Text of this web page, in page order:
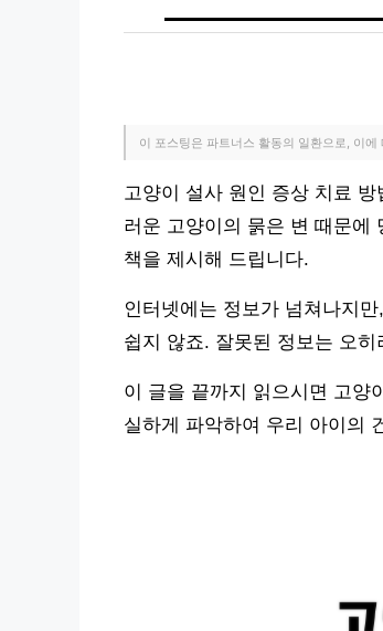
이 포스팅은 파트너스 활동의 일환으로, 이
고양이 설사 원인 증상 치료
러운 고양이의 묽은 변 때문에
책을 제시해 드립니다.
인터넷에는 정보가 넘쳐나지
쉽지 않죠. 잘못된 정보는 오
이 글을 끝까지 읽으시면 고양
실하게 파악하여 우리 아이의